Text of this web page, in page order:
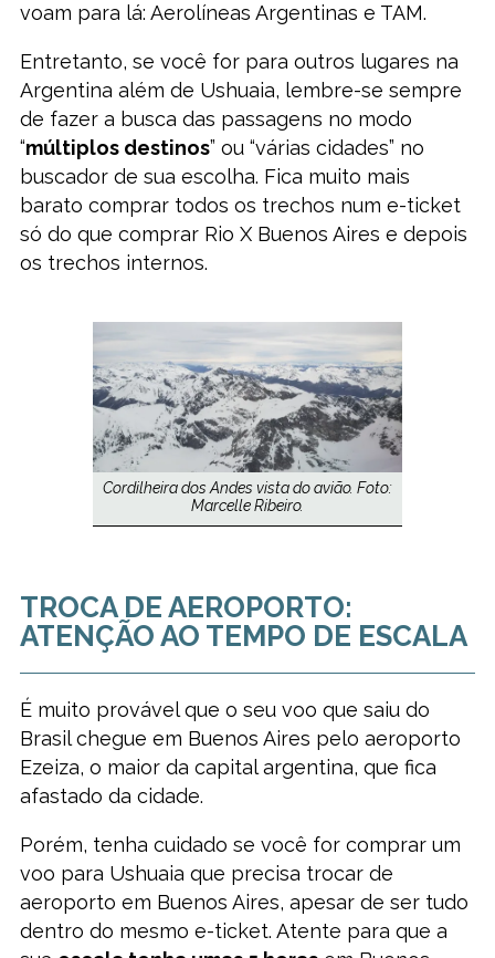
voam para lá: Aerolíneas Argentinas e TAM.
Entretanto, se você for para outros lugares na
Argentina além de Ushuaia, lembre-se sempre
de fazer a busca das passagens no modo
“múltiplos destinos” ou “várias cidades” no
buscador de sua escolha. Fica muito mais
barato comprar todos os trechos num e-ticket
só do que comprar Rio X Buenos Aires e depois
os trechos internos.
Cordilheira dos Andes vista do avião. Foto:
Marcelle Ribeiro.
TROCA DE AEROPORTO:
ATENÇÃO AO TEMPO DE ESCALA
É muito provável que o seu voo que saiu do
Brasil chegue em Buenos Aires pelo aeroporto
Ezeiza, o maior da capital argentina, que fica
afastado da cidade.
Porém, tenha cuidado se você for comprar um
voo para Ushuaia que precisa trocar de
aeroporto em Buenos Aires, apesar de ser tudo
dentro do mesmo e-ticket. Atente para que a